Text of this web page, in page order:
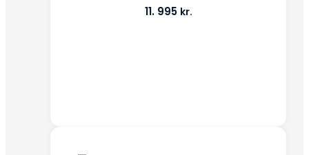
11. 995 kr.